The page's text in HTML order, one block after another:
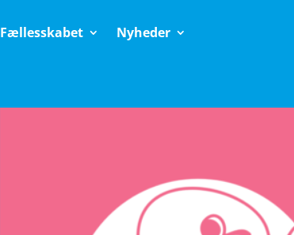
Fællesskabet Nyheder